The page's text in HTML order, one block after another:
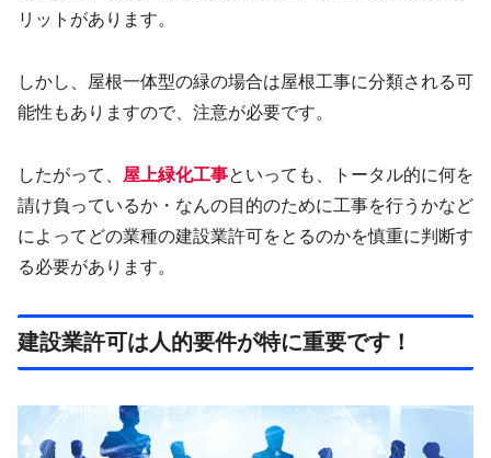
リットがあります。
しかし、屋根一体型の緑の場合は屋根工事に分類される可
能性もありますので、注意が必要です。
したがって、 屋上緑化工事といっても、トータル的に何を
請け負っているか・なんの目的のために工事を行うかなど
によってどの業種の建設業許可をとるのかを慎重に判断す
る必要があります。
建設業許可は人的要件が特に重要です！